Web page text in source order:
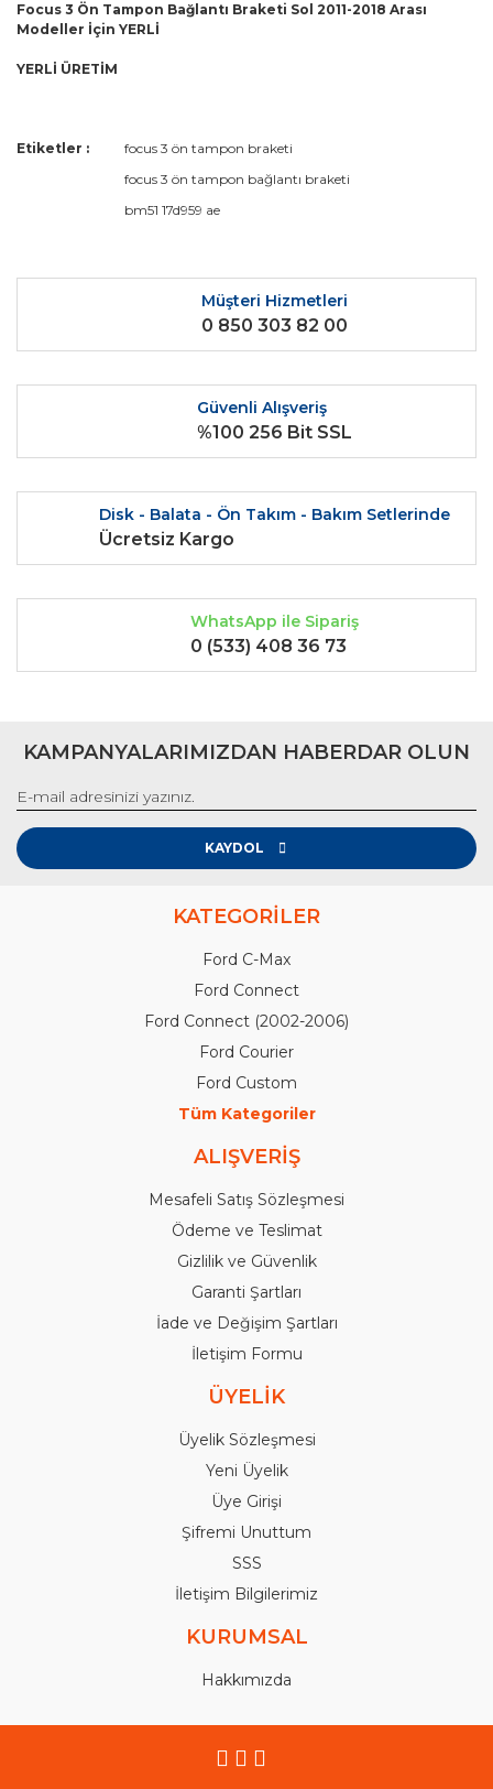
Focus 3 Ön Tampon Bağlantı Braketi Sol 2011-2018 Arası
Modeller İçin YERLİ
YERLİ ÜRETİM
Bu ürüne ilk yorumu siz yapın!
Bu ürünün fiyat bilgisi, resim, ürün açıklamalarında ve diğer
kullanarak tarafımıza iletebilirsiniz.
Görüş ve önerileriniz için teşekkür ederiz.
Ürün açıklamasında eksik bilgiler bulunuyor.
Ürün bilgilerinde hatalar bulunuyor.
Ürün fiyatı diğer sitelerden daha pahalı.
Bu ürüne benzer farklı alternatifler olmalı.
Gönder
Etiketler :
focus 3 ön tampon braketi
focus 3 ön tampon bağlantı braketi
bm51 17d959 ae
Müşteri Hizmetleri
0 850 303 82 00
Güvenli Alışveriş
%100 256 Bit SSL
Disk - Balata - Ön Takım - Bakım Setlerinde
Ücretsiz Kargo
WhatsApp ile Sipariş
0 (533) 408 36 73
KAMPANYALARIMIZDAN HABERDAR OLUN
KAYDOL
KATEGORİLER
Ford C-Max
Ford Connect
Ford Connect (2002-2006)
Ford Courier
Ford Custom
Tüm Kategoriler
ALIŞVERİŞ
Mesafeli Satış Sözleşmesi
Ödeme ve Teslimat
Gizlilik ve Güvenlik
Garanti Şartları
İade ve Değişim Şartları
İletişim Formu
ÜYELİK
Üyelik Sözleşmesi
Yeni Üyelik
Üye Girişi
Şifremi Unuttum
SSS
İletişim Bilgilerimiz
KURUMSAL
Hakkımızda